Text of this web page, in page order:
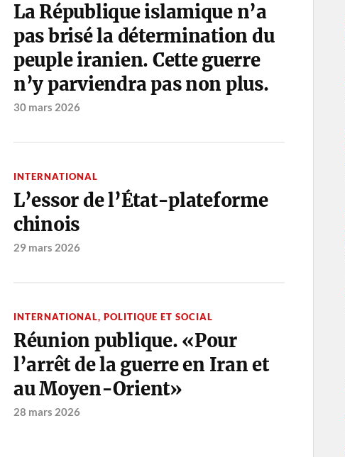
La République islamique n’a
pas brisé la détermination du
peuple iranien. Cette guerre
n’y parviendra pas non plus.
30 mars 2026
INTERNATIONAL
L’essor de l’État-plateforme
chinois
29 mars 2026
INTERNATIONAL, POLITIQUE ET SOCIAL
Réunion publique. «Pour
l’arrêt de la guerre en Iran et
au Moyen-Orient»
28 mars 2026